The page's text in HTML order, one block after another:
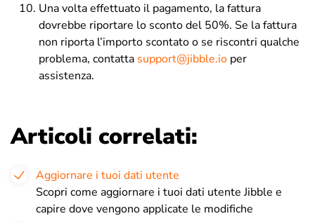
Una volta effettuato il pagamento, la fattura
dovrebbe riportare lo sconto del 50%. Se la fattura
non riporta l’importo scontato o se riscontri qualche
problema, contatta support@jibble.io per
assistenza.
Articoli correlati:
Aggiornare i tuoi dati utente
Scopri come aggiornare i tuoi dati utente Jibble e
capire dove vengono applicate le modifiche